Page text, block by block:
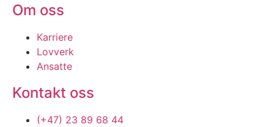
Om oss
Karriere
Lovverk
Ansatte
Kontakt oss
(+47) 23 89 68 44